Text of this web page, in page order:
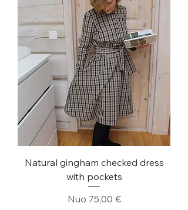
Natural gingham checked dress
with pockets
Nuo 75,00 €
Pardavimo kaina